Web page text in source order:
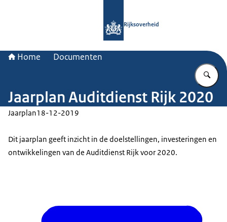
Rijksoverheid
Home Documenten
Jaarplan Auditdienst Rijk 2020
Jaarplan18-12-2019
Dit jaarplan geeft inzicht in de doelstellingen, investeringen en
ontwikkelingen van de Auditdienst Rijk voor 2020.